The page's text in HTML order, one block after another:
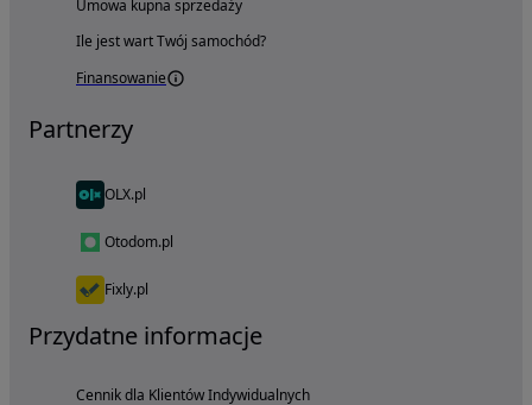
Umowa kupna sprzedaży
Ile jest wart Twój samochód?
Finansowanie
Partnerzy
OLX.pl
Otodom.pl
Fixly.pl
Przydatne informacje
Cennik dla Klientów Indywidualnych